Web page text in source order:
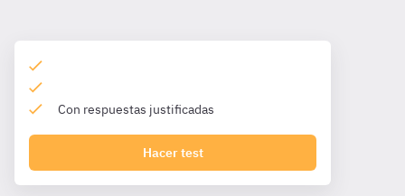
Con respuestas justificadas
Hacer test